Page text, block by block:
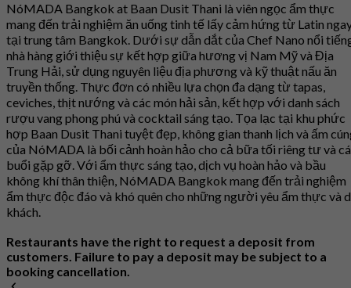
NóMADA Bangkok at Baan Dusit Thani là viên ngọc ẩm thực
mang đến trải nghiệm ăn uống tinh tế lấy cảm hứng từ Latin
tại trung tâm Bangkok. Dưới sự dẫn dắt của Chef Nano nổi
nhà hàng giới thiệu sự kết hợp giữa hương vị Nam Mỹ và Địa
Trung Hải, sử dụng nguyên liệu địa phương và kỹ thuật nấu ăn
truyền thống. Thực đơn có nhiều lựa chọn đa dạng từ tapas,
ceviches, thịt nướng và các món hải sản, kết hợp với danh sách
rượu vang phong phú và cocktail sáng tạo. Tọa lạc tại khu phức
hợp Baan Dusit Thani tuyệt đẹp, không gian thanh lịch và ấm
của NóMADA là bối cảnh hoàn hảo cho cả bữa tối riêng tư và
buổi gặp gỡ. Với ẩm thực sáng tạo, dịch vụ hoàn hảo và bầu
không khí thân thiện, NóMADA Bangkok mang đến trải nghiệm
ẩm thực độc đáo và khó quên cho những người yêu ẩm thực và
khách.
Restaurants have the right to request a deposit from
customers. Failure to pay a deposit may be subject to a
booking cancellation.